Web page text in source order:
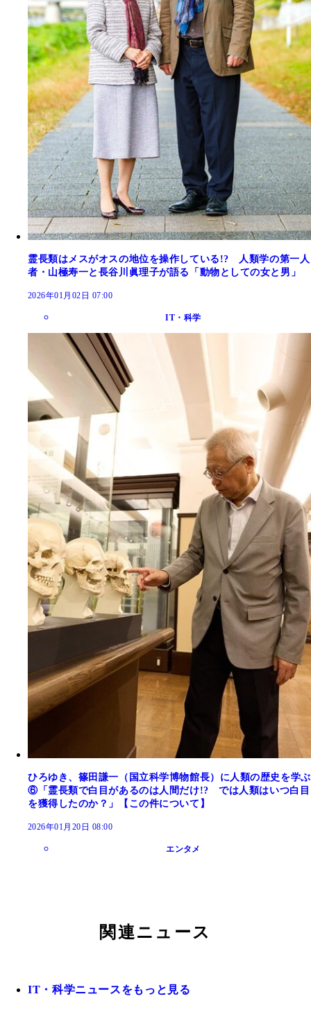
霊長類はメスがオスの地位を操作している!? 人類学の第一人
者・山極寿一と長谷川眞理子が語る「動物としての女と男」
2026年01月02日 07:00
IT・科学
ひろゆき、篠田謙一（国立科学博物館長）に人類の歴史を学ぶ
⑥「霊長類で白目があるのは人間だけ!? では人類はいつ白目
を獲得したのか？」【この件について】
2026年01月20日 08:00
エンタメ
関連ニュース
IT・科学ニュースをもっと見る